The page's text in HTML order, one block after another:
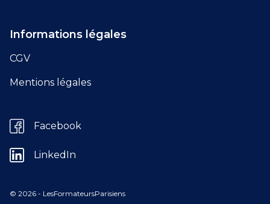
Informations légales
CGV
Mentions légales
Facebook
LinkedIn
© 2026 - LesFormateursParisiens